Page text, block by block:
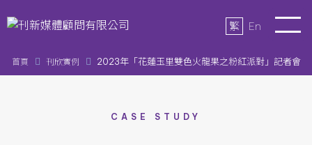
繁 En
首頁 刊欣實例 2023年「花蓮玉里雙色火龍果之粉紅派對」記者會
CASE STUDY